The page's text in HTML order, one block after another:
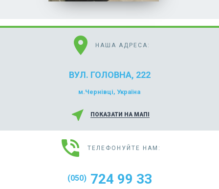
location_on НАША АДРЕСА:
ВУЛ. ГОЛОВНА, 222
м.Чернівці, Україна
near_me ПОКАЗАТИ НА МАПІ
phone_in_talk ТЕЛЕФОНУЙТЕ НАМ:
(050) 724 99 33